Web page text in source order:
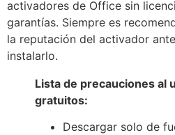
activadores de Office sin
garantías. Siempre es
la reputación del activador
instalarlo.
Lista de precauciones al
gratuitos:
Descargar solo de